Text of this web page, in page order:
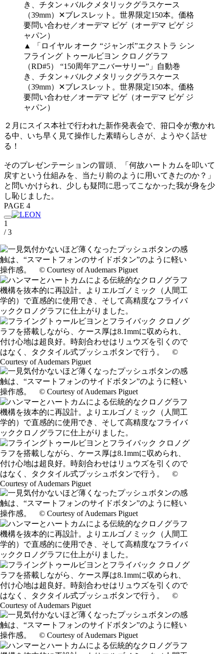
▲ 「ロイヤル オーク “ジャンボ”エクストラ シン
フライング トゥールビヨン クロノグラフ
（RD#5） “150周年アニバーサリー”」自動巻
き、チタン＋バルクメタリックグラスケース
（39mm）✕ブレスレット。世界限定150本。価格
要問い合わせ／オーデマ ピゲ（オーデマ ピゲ ジ
ャパン）
２月にスイス本社で行われた新作発表会で、箝口令が敷かれ
る中、いち早く見て操作した素晴らしさが、ようやく話せ
る！
そのプレゼンテーションの冒頭、「何故ハートカムを叩いて
戻すという仕組みを、当たり前のように用いてきたのか？」
と問いかけられ、少しも疑問に思ってこなかった我が身を少
し恥じました。
PAGE 4
1
/ 3